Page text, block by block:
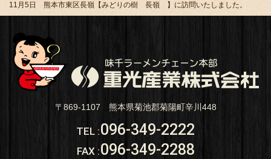
11月5日 熊本市東区長嶺【みどりの樹 長嶺 】に訪問いたしました。
〒869-1107 熊本県菊池郡菊陽町辛川448
TEL :096-349-2222
FAX :096-349-2288